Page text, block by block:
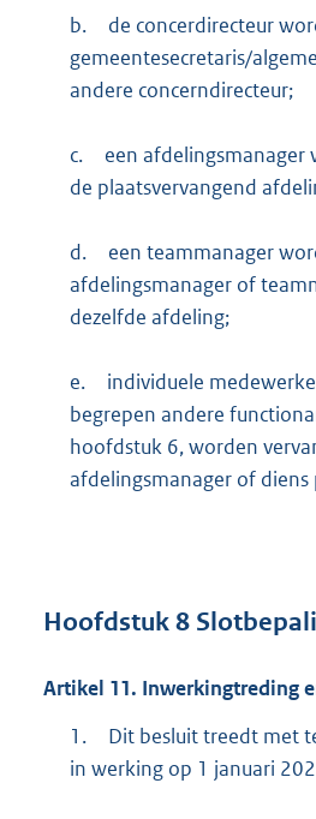
b.
de concerdirecteur
gemeentesecretaris/
andere concerndirecteur;
c.
een
de plaatsvervangend
d.
een teammanager
afdelingsmanager of
dezelfde afdeling;
e.
individuele
begrepen andere
hoofdstuk 6, worden
afdelingsmanager of diens
Hoofdstuk8
Artikel 11. Inwerkingtreding
1.
Dit besluit treedt met
in werking op 1 januari